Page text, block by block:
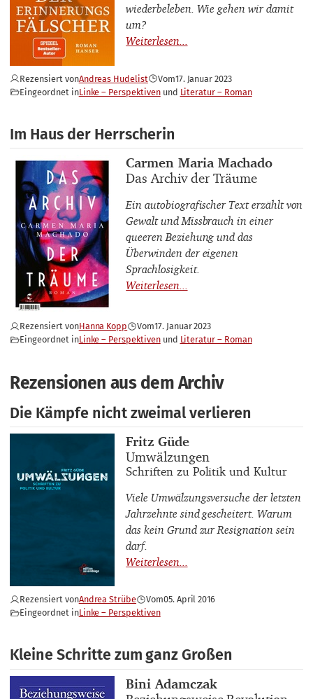
wiederbeleben. Wie gehen wir damit
um?
Rezensiert vonAndreas Hudelist Vom17. Januar 2023
Eingeordnet inLinke – Perspektiven Literatur – Roman
Im Haus der Herrscherin
Buchautor_innen
Carmen Maria Machado
Buchtitel
Das Archiv der Träume
Ein autobiografischer Text erzählt von
Gewalt und Missbrauch in einer
queeren Beziehung und das
Überwinden der eigenen
Sprachlosigkeit.
Rezensiert vonHanna Kopp Vom17. Januar 2023
Eingeordnet inLinke – Perspektiven Literatur – Roman
Rezensionen aus dem Archiv
Die Kämpfe nicht zweimal verlieren
Buchautor_innen
Fritz Güde
Buchtitel
Umwälzungen
Buchuntertitel
Schriften zu Politik und Kultur
Viele Umwälzungsversuche der letzten
Jahrzehnte sind gescheitert. Warum
das kein Grund zur Resignation sein
darf.
Rezensiert vonAndrea Strübe Vom05. April 2016
Eingeordnet inLinke – Perspektiven
Kleine Schritte zum ganz Großen
Buchautor_innen
Bini Adamczak